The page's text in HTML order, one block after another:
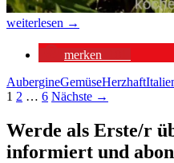
Tomaten-
Soße
weiterlesen →
merken
AubergineGemüseHerzhaft
Beitragsnavigation
1 2 … 6 Nächste →
Werde als Erste/r
informiert und